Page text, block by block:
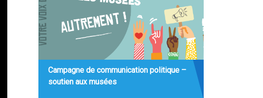
Campagne de communication politique –
soutien aux musées